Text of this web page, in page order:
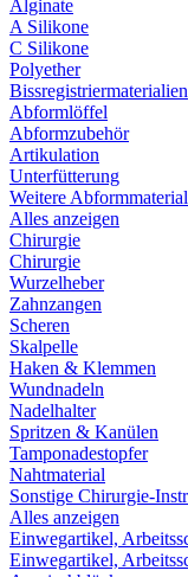
Alginate
A Silikone
C Silikone
Polyether
Bissregistriermaterialien
Abformlöffel
Abformzubehör
Artikulation
Unterfütterung
Weitere
Alles anzeigen
Chirurgie
Chirurgie
Wurzelheber
Zahnzangen
Scheren
Skalpelle
Haken & Klemmen
Wundnadeln
Nadelhalter
Spritzen & Kanülen
Tamponadestopfer
Nahtmaterial
Sonstige Chirurgie-
Alles anzeigen
Einwegartikel,
Einwegartikel,